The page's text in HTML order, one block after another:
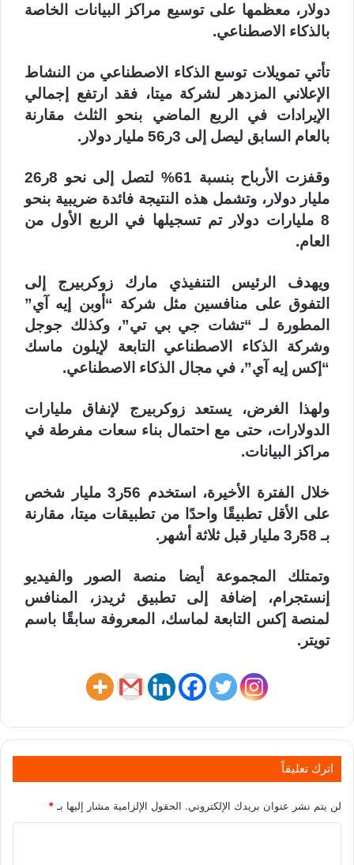
دولار، معظمها على توسيع مراكز البيانات الخاصة
بالذكاء الاصطناعي.
تأتي تمويلات توسع الذكاء الاصطناعي من النشاط
الإعلاني المزدهر لشركة ميتا، فقد ارتفع إجمالي
الإيرادات في الربع الماضي بنحو الثلث مقارنة
بالعام السابق ليصل إلى 3ر56 مليار دولار.
وقفزت الأرباح بنسبة 61% لتصل إلى نحو 8ر26
مليار دولار، وتشمل هذه النتيجة فائدة ضريبية بنحو
8 مليارات دولار تم تسجيلها في الربع الأول من
العام.
ويهدف الرئيس التنفيذي مارك زوكربيرج إلى
التفوق على منافسين مثل شركة “أوبن إيه آي”
المطورة لـ “تشات جي بي تي”، وكذلك جوجل
وشركة الذكاء الاصطناعي التابعة لإيلون ماسك
“إكس إيه آي”، في مجال الذكاء الاصطناعي.
ولهذا الغرض، يستعد زوكربيرج لإنفاق مليارات
الدولارات، حتى مع احتمال بناء سعات مفرطة في
مراكز البيانات.
خلال الفترة الأخيرة، استخدم 56ر3 مليار شخص
على الأقل تطبيقًا واحدًا من تطبيقات ميتا، مقارنة
بـ 58ر3 مليار قبل ثلاثة أشهر.
وتمتلك المجموعة أيضا منصة الصور والفيديو
إنستجرام، إضافة إلى تطبيق ثريدز، المنافس
لمنصة إكس التابعة لماسك، المعروفة سابقًا باسم
تويتر.
اترك تعليقاً
لن يتم نشر عنوان بريدك الإلكتروني. الحقول الإلزامية مشار إليها بـ *